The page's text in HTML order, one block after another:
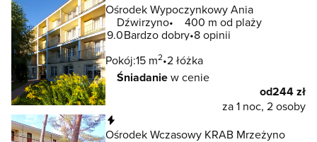
Ośrodek Wypoczynkowy Ania
Dźwirzyno
400 m od plaży
9.0Bardzo dobry 8 opinii
Pokój:15 m2 2 łóżka
Śniadaniew cenie
od244 zł
za 1 noc, 2 osoby
Ośrodek Wczasowy KRAB Mrzeżyno